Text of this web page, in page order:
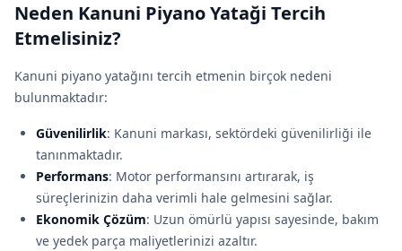
Neden Kanuni Piyano Yataği Tercih
Etmelisiniz?
Kanuni piyano yatağını tercih etmenin birçok nedeni
bulunmaktadır:
Güvenilirlik: Kanuni markası, sektördeki güvenilirliği ile
tanınmaktadır.
Performans: Motor performansını artırarak, iş
süreçlerinizin daha verimli hale gelmesini sağlar.
Ekonomik Çözüm: Uzun ömürlü yapısı sayesinde, bakım
ve yedek parça maliyetlerinizi azaltır.